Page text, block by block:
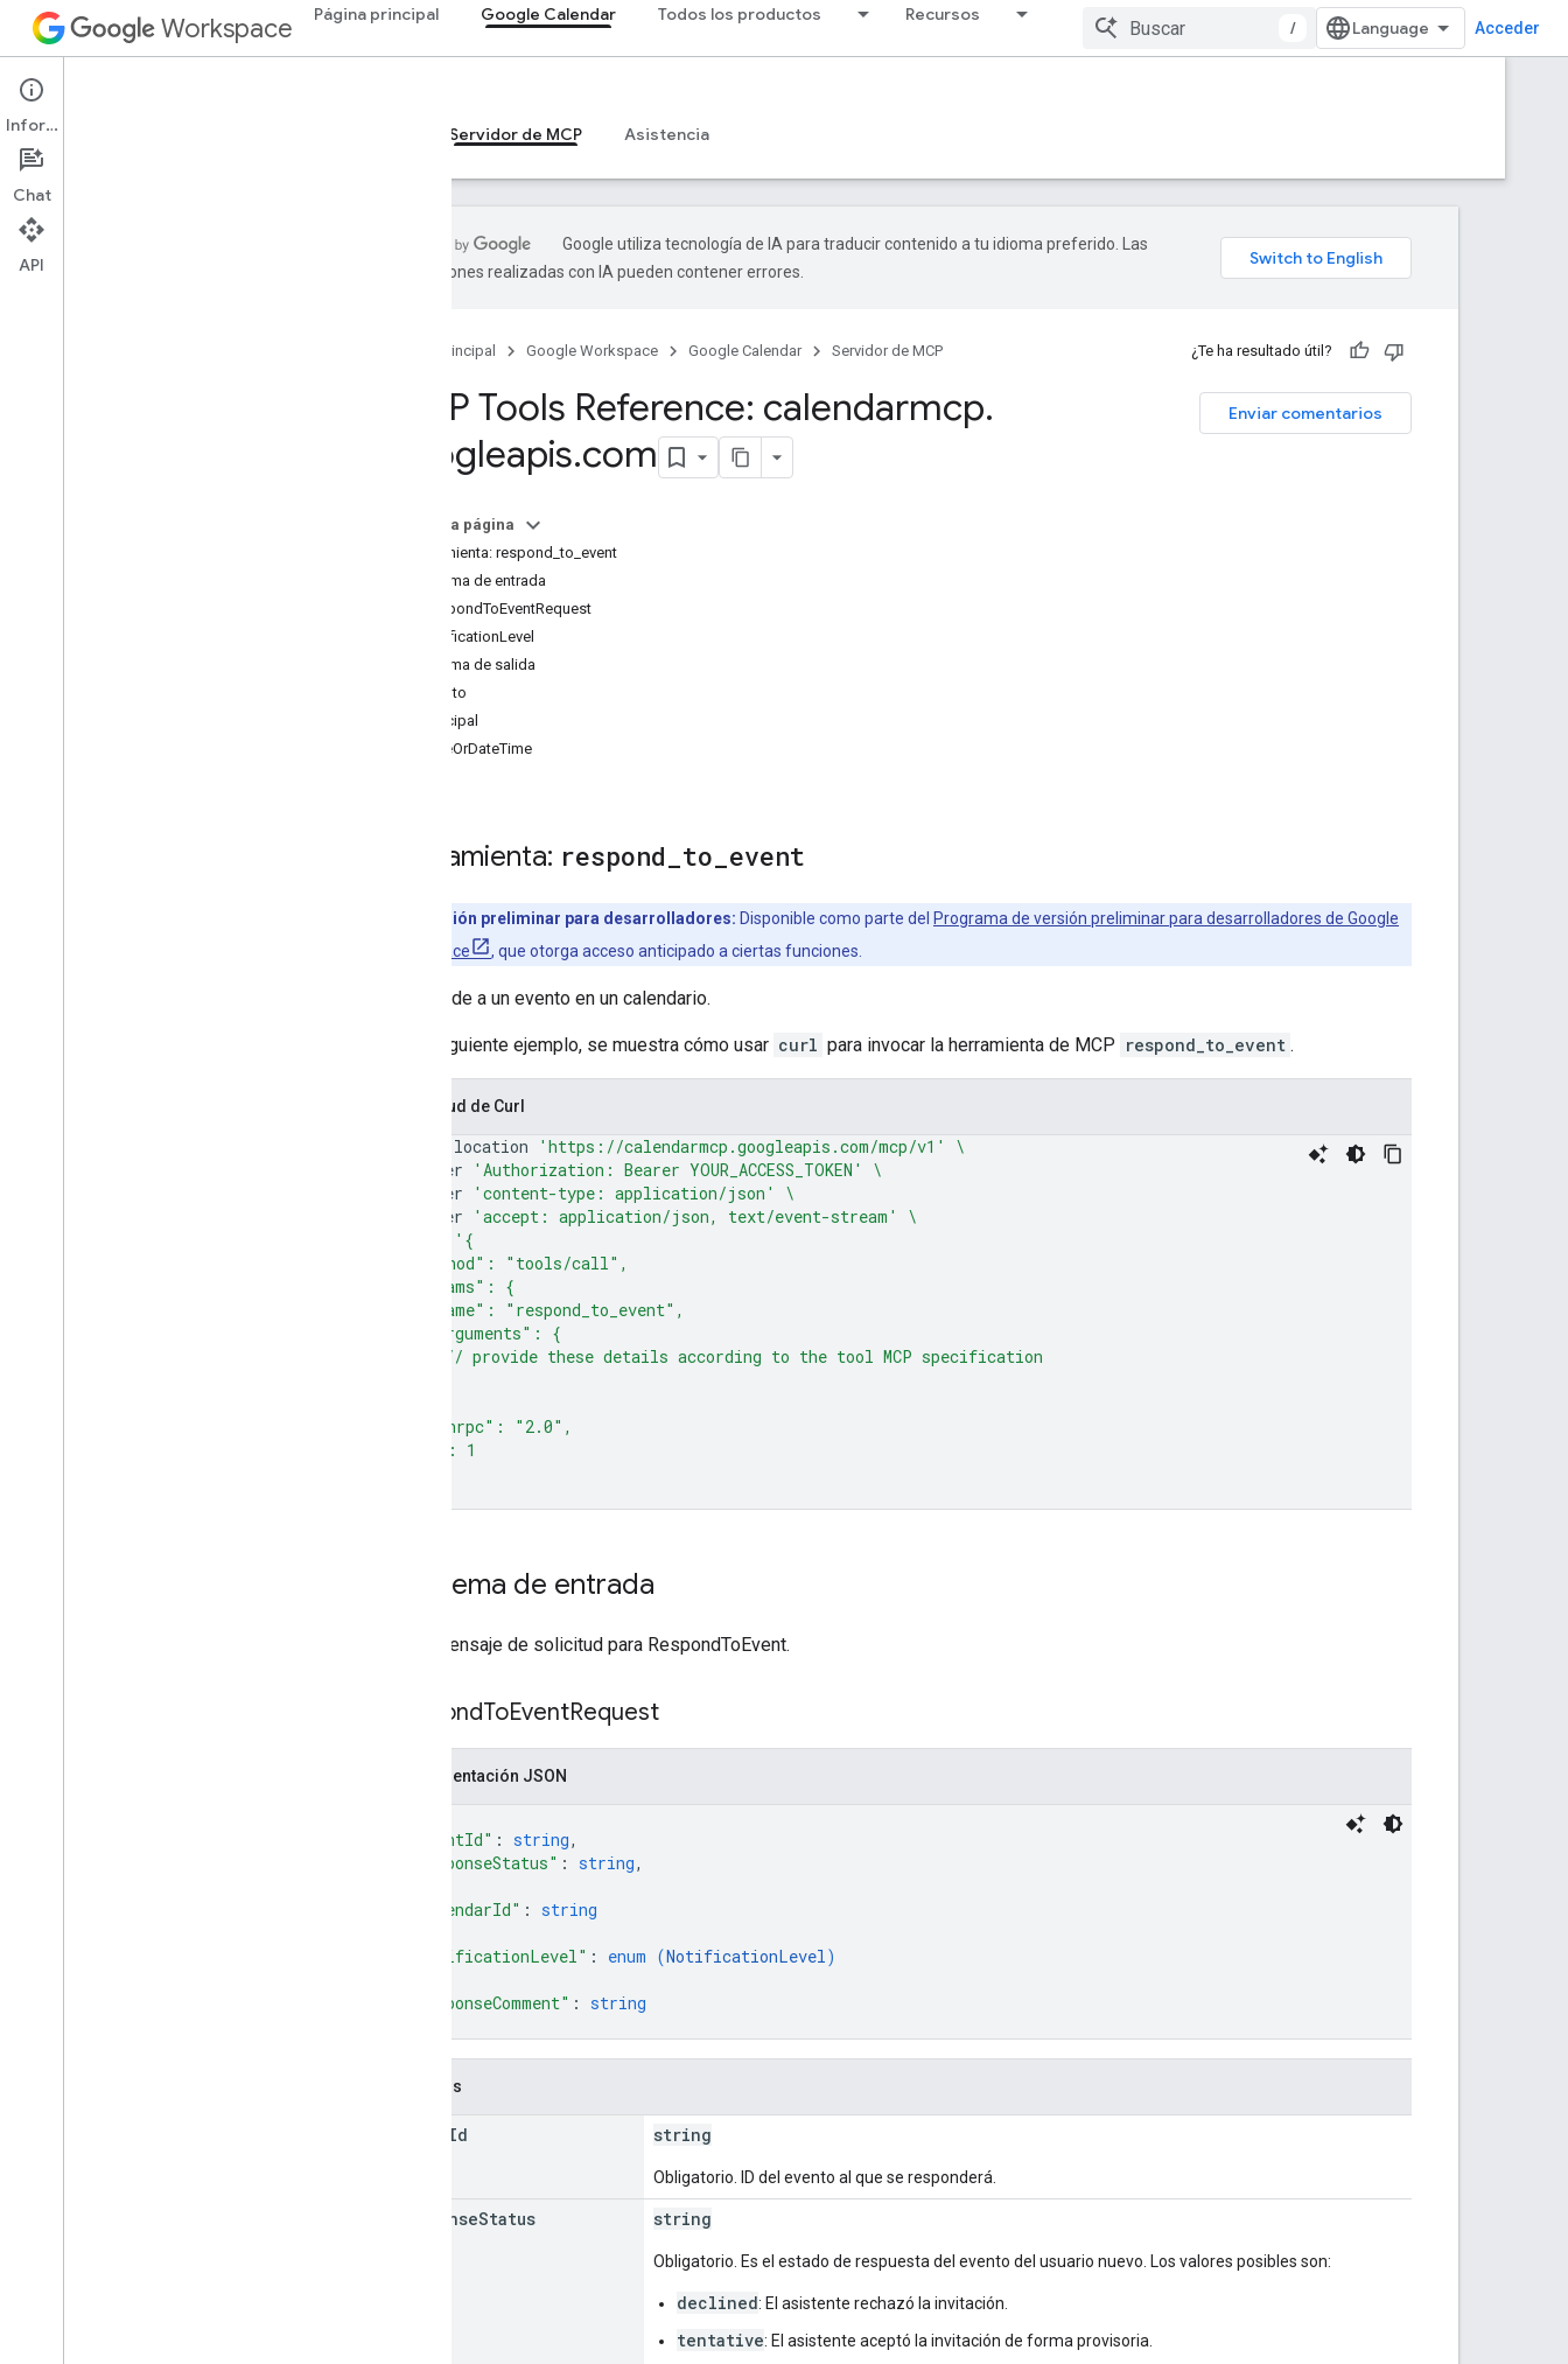
Workspace Página principal Google Calendar Todos los productos Recursos
/ Acceder
Google Calendar
Descripción general Servidor de MCP Asistencia
Google utiliza tecnología de IA para traducir contenido a tu idioma preferido. Las
traducciones realizadas con IA pueden contener errores.
Página principal Google Workspace Google Calendar Servidor de MCP ¿Te ha resultado útil?
Enviar comentarios
MCP Tools Reference: calendarmcp.
googleapis.com
En esta página
Herramienta: respond_to_event
Esquema de entrada
RespondToEventRequest
NotificationLevel
Esquema de salida
Evento
Principal
DateOrDateTime
Herramienta: respond to event
Versión preliminar para desarrolladores: Disponible como parte del Programa de versión preliminar para desarrolladores de Google
Workspace
, que otorga acceso anticipado a ciertas funciones.
Responde a un evento en un calendario.
En el siguiente ejemplo, se muestra cómo usar curl para invocar la herramienta de MCP respond_to_event .
Solicitud de Curl
--location 'https://calendarmcp.googleapis.com/mcp/v1'
\
--header
'Authorization: Bearer YOUR_ACCESS_TOKEN'
\
--header
'content-type: application/json'
\
--header
'accept: application/json, text/event-stream'
\
'{
  "method": "tools/call",
  "params": {
    "name": "respond_to_event",
    "arguments": {
      // provide these details according to the tool MCP specification
  "jsonrpc": "2.0",
  "id": 1
Esquema de entrada
Es el mensaje de solicitud para RespondToEvent.
RespondToEventRequest
Representación JSON
"eventId" : string,
"responseStatus" : string,
"calendarId" : string
"notificationLevel" : enum (NotificationLevel)
"responseComment" : string
Campos
Id string
Obligatorio. ID del evento al que se responderá.
responseStatus string
Obligatorio. Es el estado de respuesta del evento del usuario nuevo. Los valores posibles son:
declined: El asistente rechazó la invitación.
tentative: El asistente aceptó la invitación de forma provisoria.
Información
Chat
API